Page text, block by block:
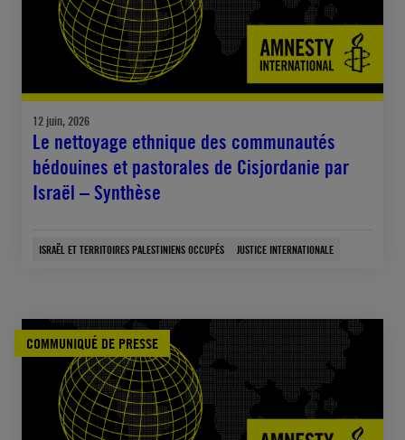
12 juin, 2026
Le nettoyage ethnique des communautés
bédouines et pastorales de Cisjordanie par
Israël – Synthèse
ISRAËL ET TERRITOIRES PALESTINIENS OCCUPÉS JUSTICE INTERNATIONALE
COMMUNIQUÉ DE PRESSE